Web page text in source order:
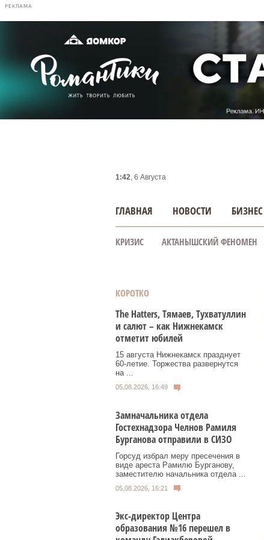
РЕКЛАМА
1:42, 6 Августа
ГЛАВНАЯ НОВОСТИ БИЗНЕС
КРИЗИС АКТАНЫШСКИЙ ФЕНОМЕН
КОРОТКО
Тhe Нatters, Тямаев, Тухватуллин
и салют – как Нижнекамск
отметит юбилей
15 августа Нижнекамск празднует
60‑летие. Торжества развернутся
на ...
05.08.2026, 16:49
Замначальника отдела
Гостехнадзора Челнов Рамиля
Бурганова отправили в СИЗО
Горсуд избрал меру пресечения в
виде ареста Рамилю Бурганову,
заместителю начальника отдела ...
05.08.2026, 16:21
Экс-директор Центра
образования №16 перешел в